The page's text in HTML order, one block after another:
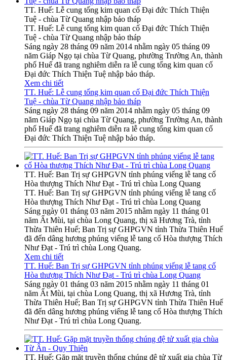
TT. Huế: Lễ cung tống kim quan cố Đại đức Thích Thiện
Tuệ - chùa Từ Quang nhập bảo tháp
TT. Huế: Lễ cung tống kim quan cố Đại đức Thích Thiện
Tuệ - chùa Từ Quang nhập bảo tháp
Sáng ngày 28 tháng 09 năm 2014 nhằm ngày 05 tháng 09
năm Giáp Ngọ tại chùa Từ Quang, phường Trường An, thành
phố Huế đã trang nghiêm diễn ra lễ cung tống kim quan cố
Đại đức Thích Thiện Tuệ nhập bảo tháp.
Xem chi tiết
TT. Huế: Lễ cung tống kim quan cố Đại đức Thích Thiện
Tuệ - chùa Từ Quang nhập bảo tháp
Sáng ngày 28 tháng 09 năm 2014 nhằm ngày 05 tháng 09
năm Giáp Ngọ tại chùa Từ Quang, phường Trường An, thành
phố Huế đã trang nghiêm diễn ra lễ cung tống kim quan cố
Đại đức Thích Thiện Tuệ nhập bảo tháp.
TT. Huế: Ban Trị sự GHPGVN tỉnh phúng viếng lễ tang cố
Hòa thượng Thích Như Đạt - Trú trì chùa Long Quang
TT. Huế: Ban Trị sự GHPGVN tỉnh phúng viếng lễ tang cố
Hòa thượng Thích Như Đạt - Trú trì chùa Long Quang
Sáng ngày 01 tháng 03 năm 2015 nhằm ngày 11 tháng 01
năm Ất Mùi, tại chùa Long Quang, thị xã Hương Trà, tỉnh
Thừa Thiên Huế; Ban Trị sự GHPGVN tỉnh Thừa Thiên Huế
đã đến dâng hương phúng viếng lễ tang cố Hòa thượng Thích
Như Đạt - Trú trì chùa Long Quang.
Xem chi tiết
TT. Huế: Ban Trị sự GHPGVN tỉnh phúng viếng lễ tang cố
Hòa thượng Thích Như Đạt - Trú trì chùa Long Quang
Sáng ngày 01 tháng 03 năm 2015 nhằm ngày 11 tháng 01
năm Ất Mùi, tại chùa Long Quang, thị xã Hương Trà, tỉnh
Thừa Thiên Huế; Ban Trị sự GHPGVN tỉnh Thừa Thiên Huế
đã đến dâng hương phúng viếng lễ tang cố Hòa thượng Thích
Như Đạt - Trú trì chùa Long Quang.
TT. Huế: Gặp mặt truyền thống chúng đệ tử xuất gia chùa Từ